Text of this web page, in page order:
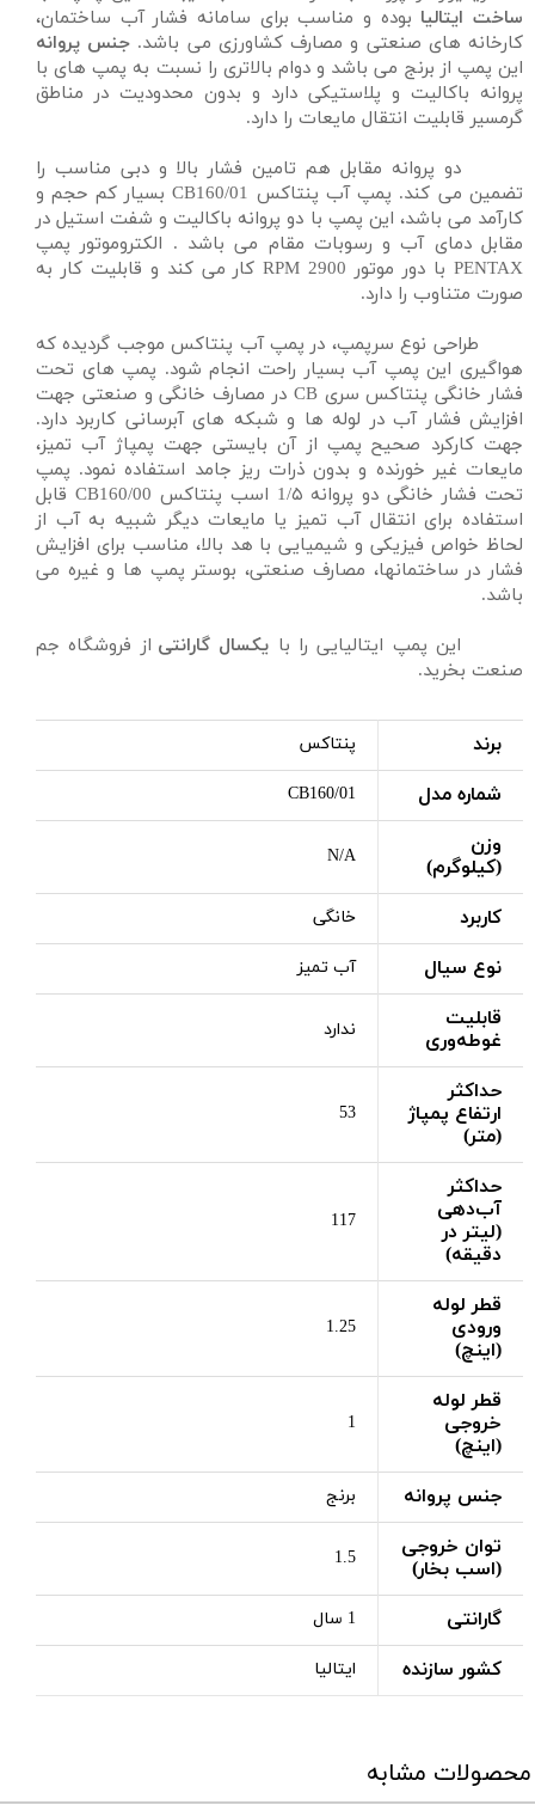
ساخت ایتالیا بوده و مناسب برای سامانه فشار آب ساختمان،
کارخانه های صنعتی و مصارف کشاورزی می باشد. جنس پروانه
این پمپ از برنج می باشد و دوام بالاتری را نسبت به پمپ های با
پروانه باکالیت و پلاستیکی دارد و بدون محدودیت در مناطق
گرمسیر قابلیت انتقال مایعات را دارد.
دو پروانه مقابل هم تامین فشار بالا و دبی مناسب را
تضمین می کند. پمپ آب پنتاکس CB160/01 بسیار کم حجم و
کارآمد می باشد، این پمپ با دو پروانه باکالیت و شفت استیل در
مقابل دمای آب و رسوبات مقام می باشد . الکتروموتور پمپ
PENTAX با دور موتور 2900 RPM کار می کند و قابلیت کار به
صورت متناوب را دارد.
طراحی نوع سرپمپ، در پمپ آب پنتاکس موجب گردیده که
هواگیری این پمپ آب بسیار راحت انجام شود. پمپ های تحت
فشار خانگی پنتاکس سری CB در مصارف خانگی و صنعتی جهت
افزایش فشار آب در لوله ها و شبکه های آبرسانی کاربرد دارد.
جهت کارکرد صحیح پمپ از آن بایستی جهت پمپاژ آب تمیز،
مایعات غیر خورنده و بدون ذرات ریز جامد استفاده نمود. پمپ
تحت فشار خانگی دو پروانه 1/۵ اسب پنتاکس CB160/00 قابل
استفاده برای انتقال آب تمیز یا مایعات دیگر شبیه به آب از
لحاظ خواص فیزیکی و شیمیایی با هد بالا، مناسب برای افزایش
فشار در ساختمانها، مصارف صنعتی، بوستر پمپ ها و غیره می
باشد.
این پمپ ایتالیایی را با یکسال گارانتی از فروشگاه جم
صنعت بخرید.
برند پنتاکس
شماره مدل CB160/01
وزن
(کیلوگرم)
N/A
کاربرد خانگی
نوع سیال آب تمیز
قابلیت
غوطه‌وری
ندارد
حداکثر
ارتفاع پمپاژ
(متر)
53
حداکثر
آب‌دهی
(لیتر در
دقیقه)
117
قطر لوله
ورودی
(اینچ)
1.25
قطر لوله
خروجی
(اینچ)
1
جنس پروانه برنج
توان خروجی
(اسب بخار)
1.5
گارانتی 1 سال
کشور سازنده ایتالیا
محصولات مشابه